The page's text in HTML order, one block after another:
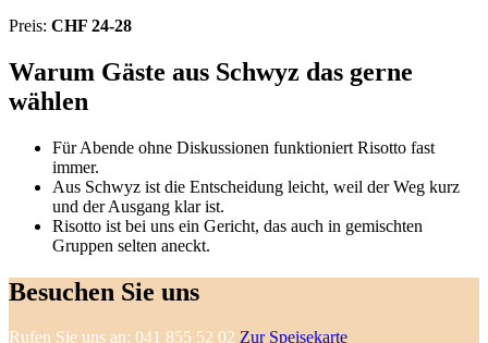
Preis: CHF 24-28
Warum Gäste aus Schwyz das gerne
wählen
Für Abende ohne Diskussionen funktioniert Risotto fast
immer.
Aus Schwyz ist die Entscheidung leicht, weil der Weg kurz
und der Ausgang klar ist.
Risotto ist bei uns ein Gericht, das auch in gemischten
Gruppen selten aneckt.
Besuchen Sie uns
Rufen Sie uns an: 041 855 52 02 Zur Speisekarte